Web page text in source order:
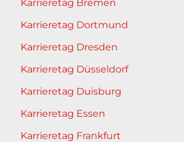
Karrieretag Bremen
Karrieretag Dortmund
Karrieretag Dresden
Karrieretag Düsseldorf
Karrieretag Duisburg
Karrieretag Essen
Karrieretag Frankfurt